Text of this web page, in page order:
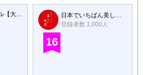
もーりーチャンネル【大人の穴場旅行】
日本でいちばん美しい町並
登録者数 1,000人
16